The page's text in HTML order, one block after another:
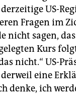
US-
Fragen im
nicht sagen,
Kurs
nicht.“ US-
eine
denke, ich